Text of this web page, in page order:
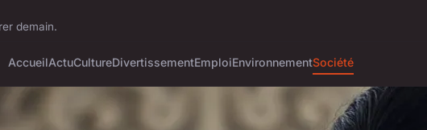
demain.
AccueilActuCultureDivertissementEmploiEnvironnementSociété